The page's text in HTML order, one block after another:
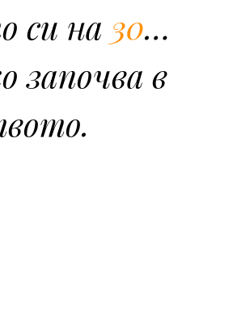
си на 30…
започва в